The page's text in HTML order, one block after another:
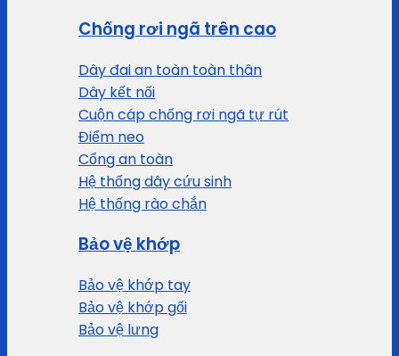
Chống rơi ngã trên cao
Dây đai an toàn toàn thân
Dây kết nối
Cuộn cáp chống rơi ngã tự rút
Điểm neo
Cổng an toàn
Hệ thống dây cứu sinh
Hệ thống rào chắn
Bảo vệ khớp
Bảo vệ khớp tay
Bảo vệ khớp gối
Bảo vệ lưng